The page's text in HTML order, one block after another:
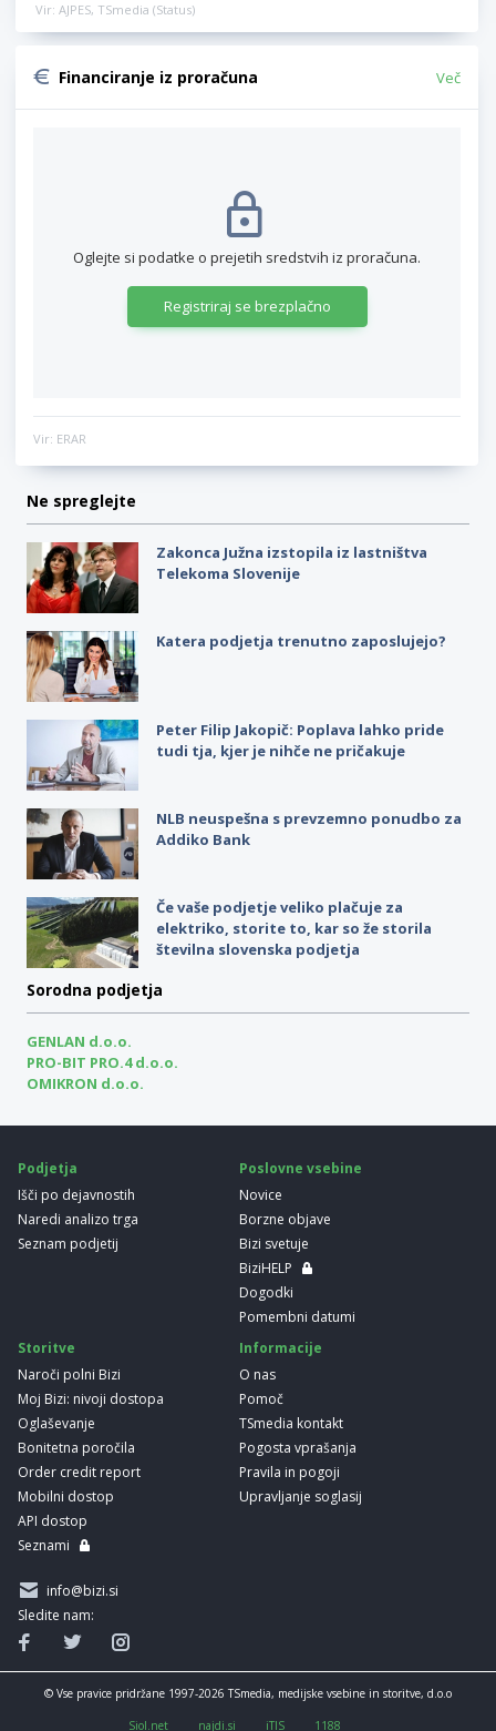
Vir: AJPES, TSmedia (Status)
Financiranje iz proračuna Več
Oglejte si podatke o prejetih sredstvih iz proračuna.
Registriraj se brezplačno
Vir: ERAR
Ne spreglejte
Zakonca Južna izstopila iz lastništva
Telekoma Slovenije
Katera podjetja trenutno zaposlujejo?
Peter Filip Jakopič: Poplava lahko pride
tudi tja, kjer je nihče ne pričakuje
NLB neuspešna s prevzemno ponudbo za
Addiko Bank
Če vaše podjetje veliko plačuje za
elektriko, storite to, kar so že storila
številna slovenska podjetja
Sorodna podjetja
GENLAN d.o.o.
PRO-BIT PRO.4 d.o.o.
OMIKRON d.o.o.
Podjetja
Išči po dejavnostih
Naredi analizo trga
Seznam podjetij
Poslovne vsebine
Novice
Borzne objave
Bizi svetuje
BiziHELP
Dogodki
Pomembni datumi
Storitve
Naroči polni Bizi
Moj Bizi: nivoji dostopa
Oglaševanje
Bonitetna poročila
Order credit report
Mobilni dostop
API dostop
Seznami
Informacije
O nas
Pomoč
TSmedia kontakt
Pogosta vprašanja
Pravila in pogoji
Upravljanje soglasij
info@bizi.si
Sledite nam:
© Vse pravice pridržane 1997-2026 TSmedia, medijske vsebine in storitve, d.o.o
Siol.net najdi.si iTIS 1188